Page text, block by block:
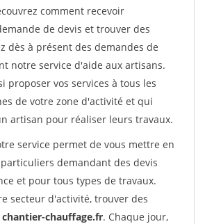
comment recevoir
de devis et trouver des
dès à présent des demandes de
notre service d'aide aux artisans.
proposer vos services à tous les
de votre zone d'activité et qui
artisan pour réaliser leurs travaux.
service permet de vous mettre en
demandant des devis
et pour tous types de travaux.
secteur d'activité, trouver des
chantier-chauffage.fr. Chaque jour,